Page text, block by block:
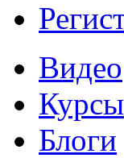
Видео
Курсы
Блоги